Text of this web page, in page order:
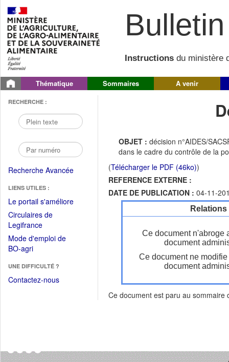
Instructions du ministère
Thématique Sommaires A venir
RECHERCHE :
Recherche Avancée
LIENS UTILES :
Le portail s'améliore(Fichier
Circulaires de
Legifrance(Ouvrir
dans
une
fenêtre)
Mode d'emploi de
BO-agri(Ouvrir
une
nouvelle
UNE DIFFICULTÉ ?
Contactez-nous
OBJET : décision n°AIDES/
dans le cadre du contrôle de la
(Télécharger le PDF (46ko))
REFERENCE EXTERNE :
DATE DE PUBLICATION : 04-11-
Ce document n'abroge
document
Ce document ne
document
Ce document est paru au sommaire